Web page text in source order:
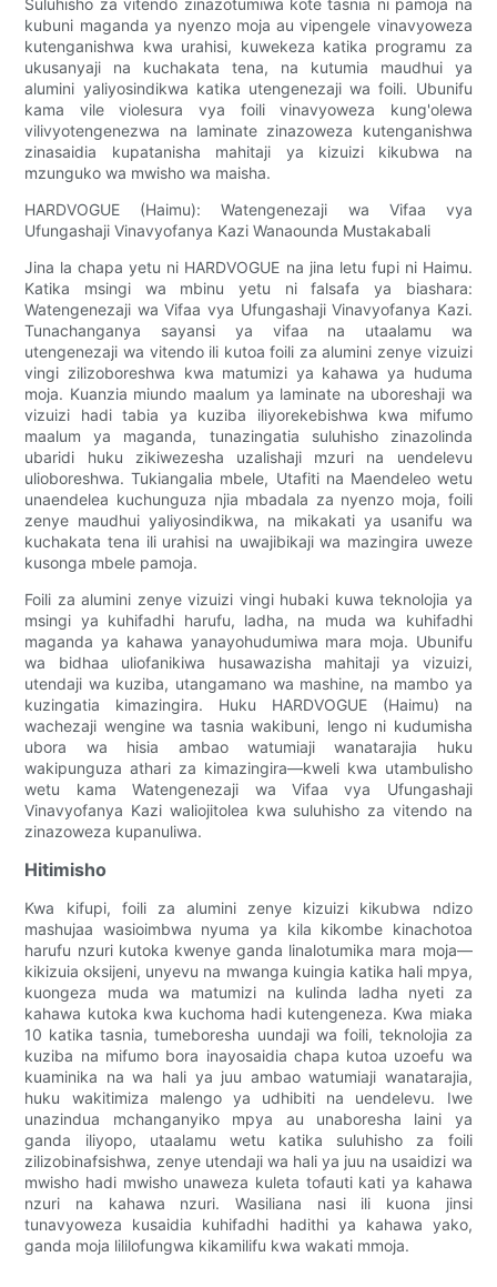
kubuni maganda ya nyenzo moja au vipengele vinavyoweza
kutenganishwa kwa urahisi, kuwekeza katika programu za
ukusanyaji na kuchakata tena, na kutumia maudhui ya
alumini yaliyosindikwa katika utengenezaji wa foili. Ubunifu
kama vile violesura vya foili vinavyoweza kung'olewa
vilivyotengenezwa na laminate zinazoweza kutenganishwa
zinasaidia kupatanisha mahitaji ya kizuizi kikubwa na
mzunguko wa mwisho wa maisha.
HARDVOGUE (Haimu): Watengenezaji wa Vifaa vya
Ufungashaji Vinavyofanya Kazi Wanaounda Mustakabali
Jina la chapa yetu ni HARDVOGUE na jina letu fupi ni Haimu.
Katika msingi wa mbinu yetu ni falsafa ya biashara:
Watengenezaji wa Vifaa vya Ufungashaji Vinavyofanya Kazi.
Tunachanganya sayansi ya vifaa na utaalamu wa
utengenezaji wa vitendo ili kutoa foili za alumini zenye vizuizi
vingi zilizoboreshwa kwa matumizi ya kahawa ya huduma
moja. Kuanzia miundo maalum ya laminate na uboreshaji wa
vizuizi hadi tabia ya kuziba iliyorekebishwa kwa mifumo
maalum ya maganda, tunazingatia suluhisho zinazolinda
ubaridi huku zikiwezesha uzalishaji mzuri na uendelevu
ulioboreshwa. Tukiangalia mbele, Utafiti na Maendeleo wetu
unaendelea kuchunguza njia mbadala za nyenzo moja, foili
zenye maudhui yaliyosindikwa, na mikakati ya usanifu wa
kuchakata tena ili urahisi na uwajibikaji wa mazingira uweze
kusonga mbele pamoja.
Foili za alumini zenye vizuizi vingi hubaki kuwa teknolojia ya
msingi ya kuhifadhi harufu, ladha, na muda wa kuhifadhi
maganda ya kahawa yanayohudumiwa mara moja. Ubunifu
wa bidhaa uliofanikiwa husawazisha mahitaji ya vizuizi,
utendaji wa kuziba, utangamano wa mashine, na mambo ya
kuzingatia kimazingira. Huku HARDVOGUE (Haimu) na
wachezaji wengine wa tasnia wakibuni, lengo ni kudumisha
ubora wa hisia ambao watumiaji wanatarajia huku
wakipunguza athari za kimazingira—kweli kwa utambulisho
wetu kama Watengenezaji wa Vifaa vya Ufungashaji
Vinavyofanya Kazi waliojitolea kwa suluhisho za vitendo na
zinazoweza kupanuliwa.
Hitimisho
Kwa kifupi, foili za alumini zenye kizuizi kikubwa ndizo
mashujaa wasioimbwa nyuma ya kila kikombe kinachotoa
harufu nzuri kutoka kwenye ganda linalotumika mara moja—
kikizuia oksijeni, unyevu na mwanga kuingia katika hali mpya,
kuongeza muda wa matumizi na kulinda ladha nyeti za
kahawa kutoka kwa kuchoma hadi kutengeneza. Kwa miaka
10 katika tasnia, tumeboresha uundaji wa foili, teknolojia za
kuziba na mifumo bora inayosaidia chapa kutoa uzoefu wa
kuaminika na wa hali ya juu ambao watumiaji wanatarajia,
huku wakitimiza malengo ya udhibiti na uendelevu. Iwe
unazindua mchanganyiko mpya au unaboresha laini ya
ganda iliyopo, utaalamu wetu katika suluhisho za foili
zilizobinafsishwa, zenye utendaji wa hali ya juu na usaidizi wa
mwisho hadi mwisho unaweza kuleta tofauti kati ya kahawa
nzuri na kahawa nzuri. Wasiliana nasi ili kuona jinsi
tunavyoweza kusaidia kuhifadhi hadithi ya kahawa yako,
ganda moja lililofungwa kikamilifu kwa wakati mmoja.